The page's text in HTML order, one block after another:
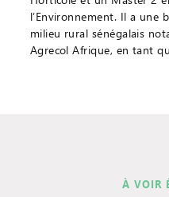
l’Environnement. Il a une
milieu rural sénégalais
Agrecol Afrique, en tant
À VOIR